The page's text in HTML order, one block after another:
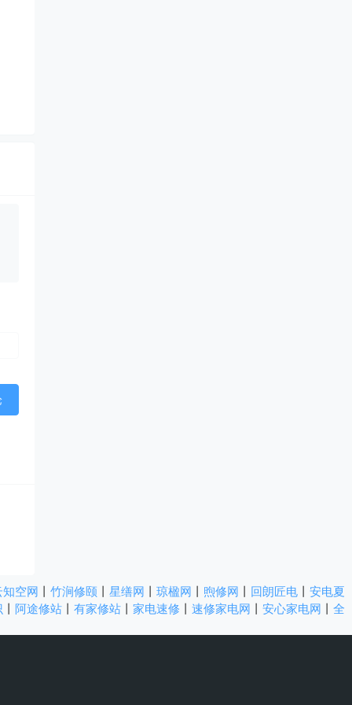
知空网 竹涧修颐 星缮网 琼楹网 煦修网 回朗匠电
安电夏
阿途修站 有家修站 家电速修 速修家电网 安心家电网
全